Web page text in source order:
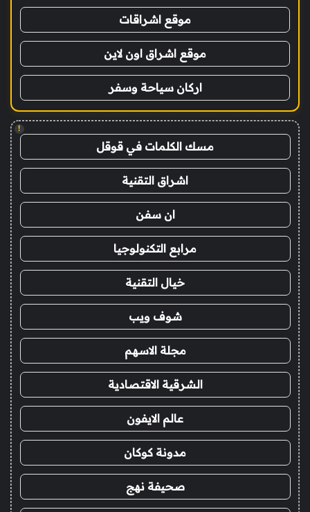
موقع اشراقات
موقع اشراق اون لاين
اركان سياحة وسفر
!
مسك الكلمات في قوقل
اشراق التقنية
ان سفن
مرابع التكنولوجيا
خيال التقنية
شوف ويب
مجلة الاسهم
الشرقية الاقتصادية
عالم الايفون
مدونة كوكان
صحيفة نهج